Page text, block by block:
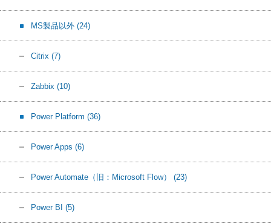
MS製品以外 (24)
Citrix (7)
Zabbix (10)
Power Platform (36)
Power Apps (6)
Power Automate（旧：Microsoft Flow） (23)
Power BI (5)